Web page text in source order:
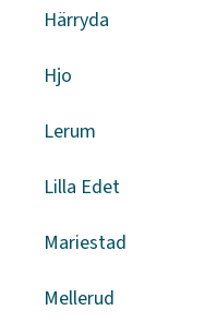
Härryda
Hjo
Lerum
Lilla Edet
Mariestad
Mellerud